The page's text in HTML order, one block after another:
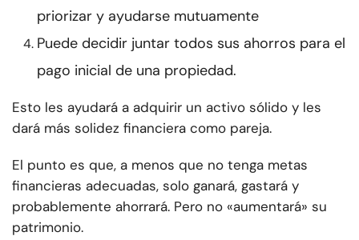
priorizar y ayudarse mutuamente
Puede decidir juntar todos sus ahorros para el
pago inicial de una propiedad.
Esto les ayudará a adquirir un activo sólido y les
dará más solidez financiera como pareja.
El punto es que, a menos que no tenga metas
financieras adecuadas, solo ganará, gastará y
probablemente ahorrará. Pero no «aumentará» su
patrimonio.